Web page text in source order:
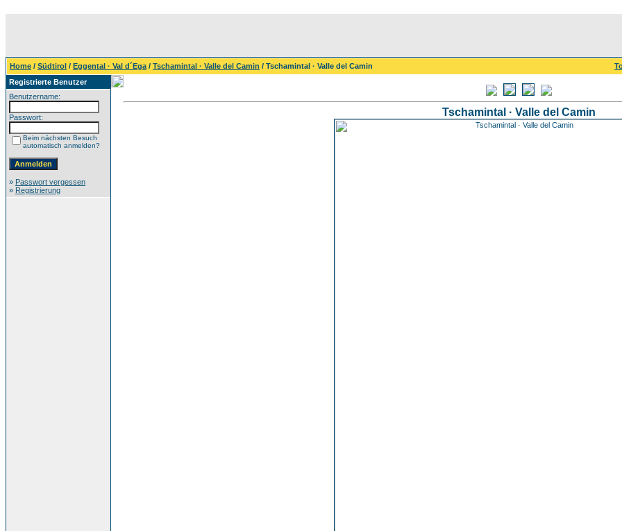
Home / Südtirol / Eggental · Val d´Ega / Tschamintal · Valle del Camin / Tschamintal · Valle del Camin
Registrierte Benutzer
Benutzername:
Passwort:
Beim nächsten Besuch
automatisch anmelden?
» Passwort vergessen
» Registrierung
Tschamintal · Valle del Camin